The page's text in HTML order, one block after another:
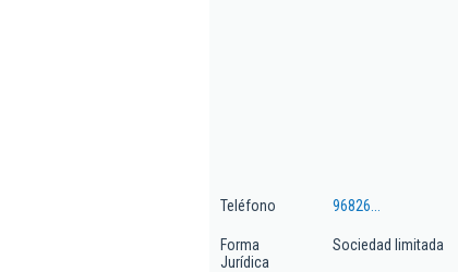
Teléfono 96826...
Forma
Jurídica
Sociedad limitada